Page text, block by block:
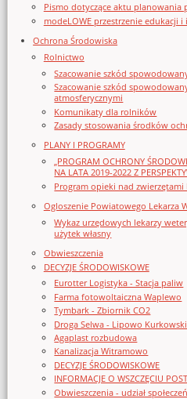
Pismo dotyczące aktu planowania
modeLOWE przestrzenie edukacji
Ochrona Środowiska
Rolnictwo
Szacowanie szkód
Szacowanie szkód
atmosferycznymi
Komunikaty dla rolników
Zasady stosowania środków
PLANY I PROGRAMY
„PROGRAM OCHRONY
NA LATA 2019-2022 Z
Program opieki nad
Ogloszenie Powiatowego Lekarza
Wykaz urzędowych lekarzy
użytek własny
Obwieszczenia
DECYZJE ŚRODOWISKOWE
Eurotter Logistyka - Stacja paliw
Farma fotowoltaiczna Waplewo
Tymbark - Zbiornik CO2
Droga Selwa - Lipowo
Agaplast rozbudowa
Kanalizacja Witramowo
DECYZJE ŚRODOWISKOWE
INFORMACJE O WSZCZĘCIU
Obwieszczenia - udział